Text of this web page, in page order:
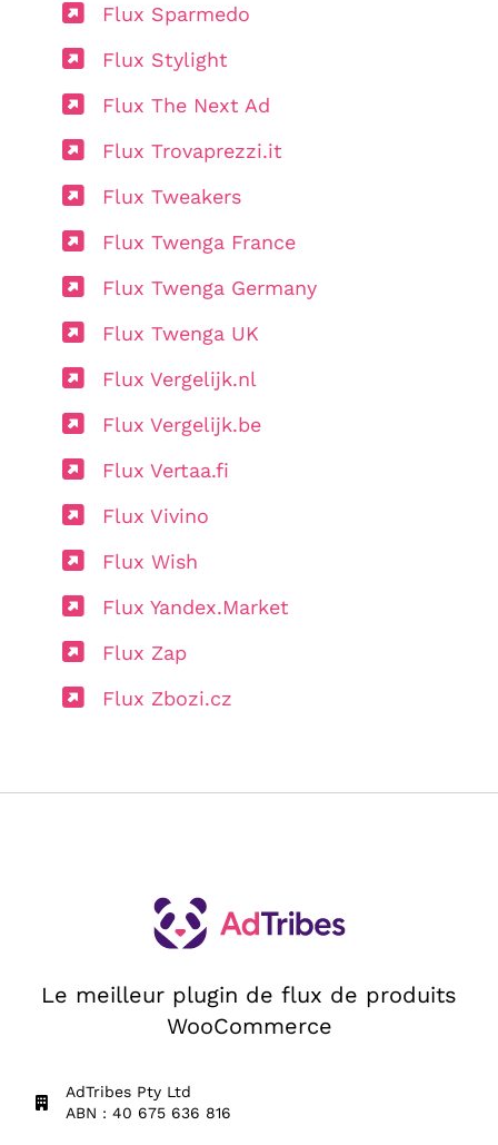
Flux Sparmedo
Flux Stylight
Flux The Next Ad
Flux Trovaprezzi.it
Flux Tweakers
Flux Twenga France
Flux Twenga Germany
Flux Twenga UK
Flux Vergelijk.nl
Flux Vergelijk.be
Flux Vertaa.fi
Flux Vivino
Flux Wish
Flux Yandex.Market
Flux Zap
Flux Zbozi.cz
Le meilleur plugin de flux de produits
WooCommerce
AdTribes Pty Ltd
ABN : 40 675 636 816